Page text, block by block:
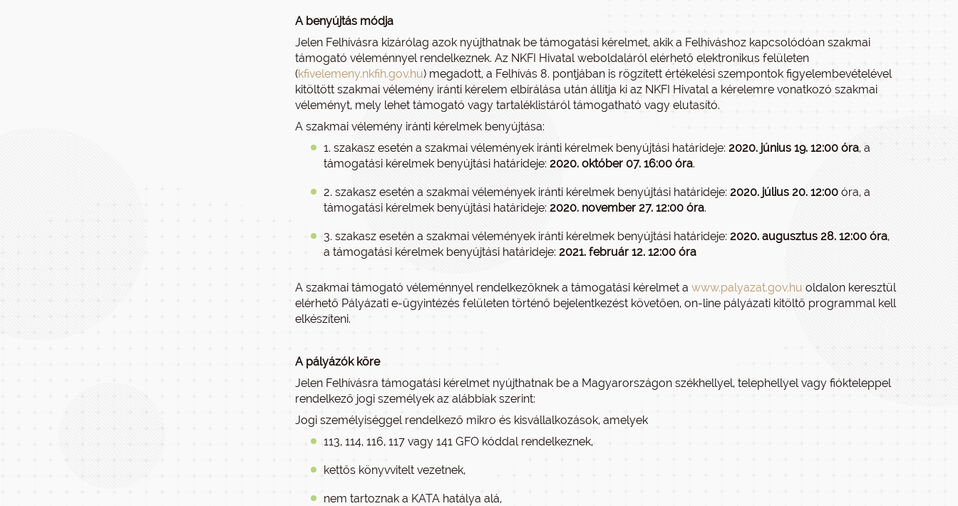
A benyújtás módja
Jelen Felhívásra kizárólag azok nyújthatnak be támogatási kérelmet, akik a Felhíváshoz kapcsolódóan szakmai
támogató véleménnyel rendelkeznek. Az NKFI Hivatal weboldaláról elérhető elektronikus felületen
(kfivelemeny.nkfih.gov.hu) megadott, a Felhívás 8. pontjában is rögzített értékelési szempontok figyelembevételével
kitöltött szakmai vélemény iránti kérelem elbírálása után állítja ki az NKFI Hivatal a kérelemre vonatkozó szakmai
véleményt, mely lehet támogató vagy tartaléklistáról támogatható vagy elutasító.
A szakmai vélemény iránti kérelmek benyújtása:
1. szakasz esetén a szakmai vélemények iránti kérelmek benyújtási határideje: 2020. június 19. 12:00 óra, a
támogatási kérelmek benyújtási határideje: 2020. október 07. 16:00 óra.
2. szakasz esetén a szakmai vélemények iránti kérelmek benyújtási határideje: 2020. július 20. 12:00 óra, a
támogatási kérelmek benyújtási határideje: 2020. november 27. 12:00 óra.
3. szakasz esetén a szakmai vélemények iránti kérelmek benyújtási határideje: 2020. augusztus 28. 12:00 óra,
a támogatási kérelmek benyújtási határideje: 2021. február 12. 12:00 óra
A szakmai támogató véleménnyel rendelkezőknek a támogatási kérelmet a www.palyazat.gov.hu oldalon keresztül
elérhető Pályázati e-ügyintézés felületen történő bejelentkezést követően, on-line pályázati kitöltő programmal kell
elkészíteni.
A pályázók köre
Jelen Felhívásra támogatási kérelmet nyújthatnak be a Magyarországon székhellyel, telephellyel vagy fiókteleppel
rendelkező jogi személyek az alábbiak szerint:
Jogi személyiséggel rendelkező mikro és kisvállalkozások, amelyek
113, 114, 116, 117 vagy 141 GFO kóddal rendelkeznek,
kettős könyvvitelt vezetnek,
nem tartoznak a KATA hatálya alá,